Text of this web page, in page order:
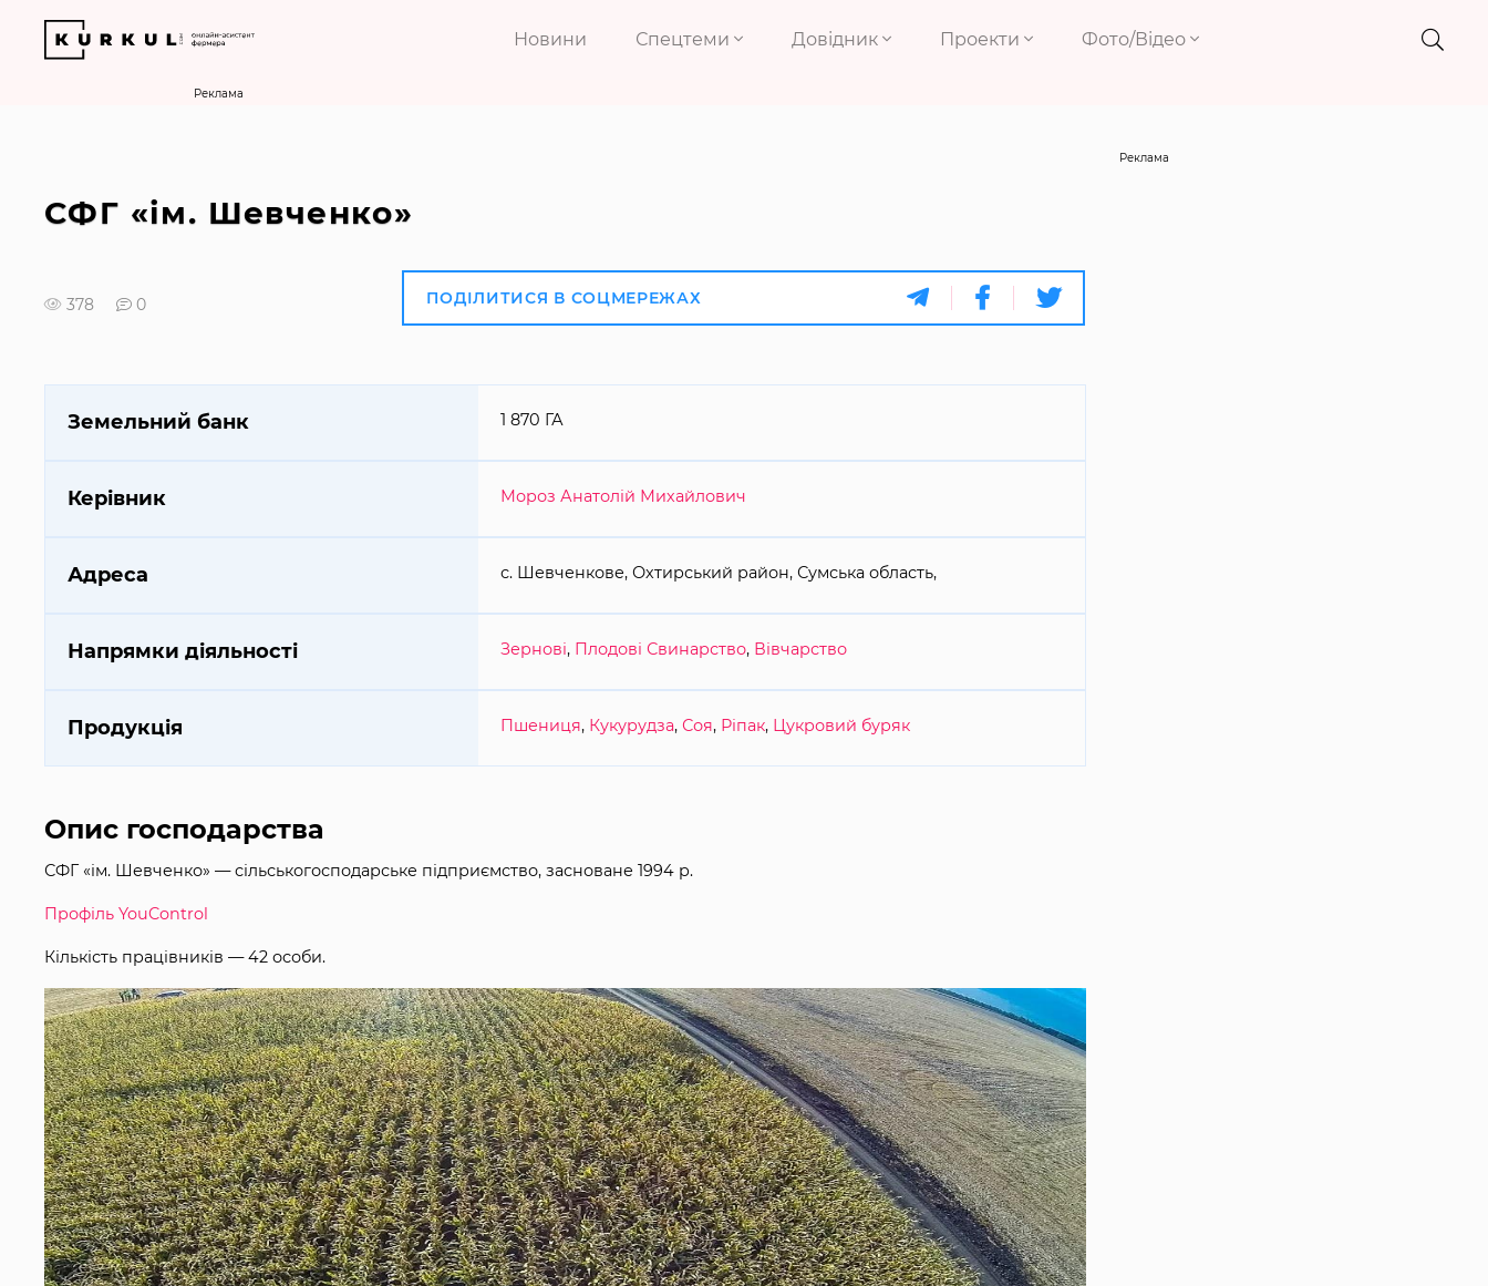
Новини Спецтеми Довідник Проекти Фото/Відео
Реклама
СФГ «ім. Шевченко»
378 0 ПОДІЛИТИСЯ В СОЦМЕРЕЖАХ
Земельний банк 1 870 ГА
Керівник Мороз Анатолій Михайлович
Адреса с. Шевченкове, Охтирський район, Сумська область,
Напрямки діяльності Зернові, Плодові Свинарство, Вівчарство
Продукція Пшениця, Кукурудза,Соя, Ріпак, Цукровий буряк
Опис господарства
СФГ «ім. Шевченко» — сільськогосподарське підприємство, засноване 1994 р.
Профіль YouControl
Кількість працівників — 42 особи.
Реклама